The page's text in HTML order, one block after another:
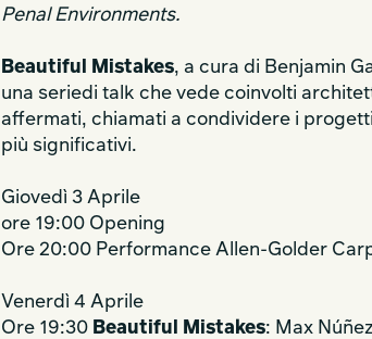
Penal Environments.
Beautiful Mistakes, a cura di Benjamin
una seriedi talk che vede coinvolti
affermati, chiamati a condividere i
più significativi.
Giovedì 3 Aprile
ore 19:00 Opening
Ore 20:00 Performance Allen-Golder
Venerdì 4 Aprile
Ore 19:30 Beautiful Mistakes: Max